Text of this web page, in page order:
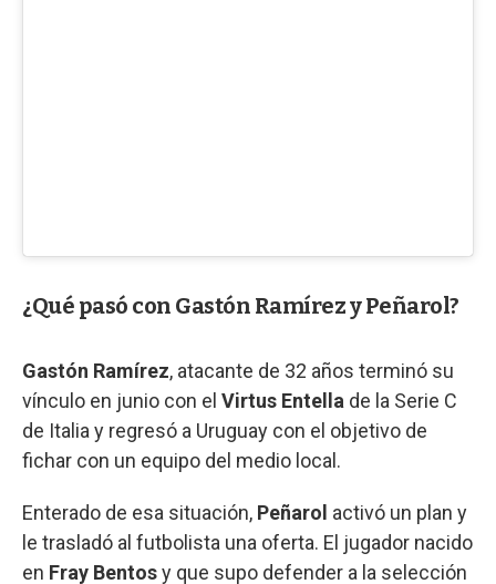
¿Qué pasó con Gastón Ramírez y Peñarol?
Gastón Ramírez, atacante de 32 años terminó su
vínculo en junio con el Virtus Entella de la Serie C
de Italia y regresó a Uruguay con el objetivo de
fichar con un equipo del medio local.
Enterado de esa situación, Peñarol activó un plan y
le trasladó al futbolista una oferta. El jugador nacido
en Fray Bentosy que supo defender a la selección